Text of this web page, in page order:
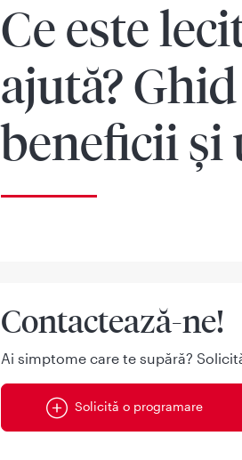
Ce este
ajută?
beneficii și
Contactează-ne!
Ai simptome care te supără?
Solicită o programare